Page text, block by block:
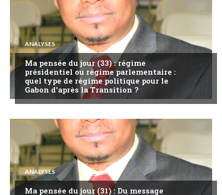
ANALYSES
Ma pensée du jour (33) : régime
présidentiel ou régime parlementaire :
quel type de régime politique pour le
Gabon d’après la Transition ?
ANALYSES
Ma pensée du jour (31) : Du message